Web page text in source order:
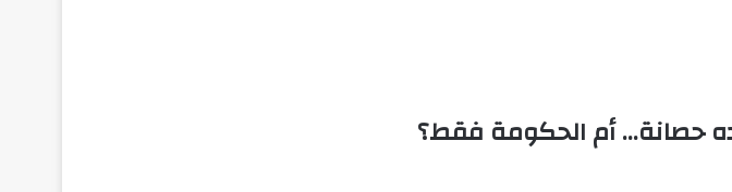
حصانة… أم الحكومة فقط؟